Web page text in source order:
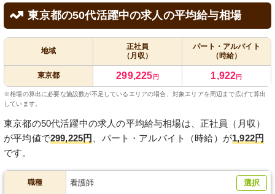
東京都の50代活躍中の求人の平均給与相場
地域
正社員
（月収）
パート・アルバイト
（時給）
東京都 299,225 円 1,922円
※相場の算出に必要な施設数が不足しているエリアの場合、対象エリアを周辺まで広げて算出
しています。
東京都の50代活躍中の求人の平均給与相場は、正社員（月収）
が平均値で299,225円 、パート・アルバイト（時給）が1,922円
です。
職種 看護師 選択